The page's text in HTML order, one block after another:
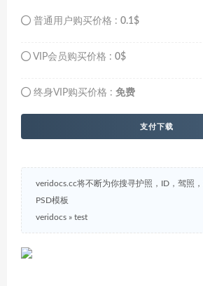
普通用户购买价格 : 0.1$
VIP会员购买价格 : 0$
终身VIP购买价格 : 免费
支付下载
veridocs.cc将不断为你搜寻护照，ID，驾照
PSD模板
veridocs » test